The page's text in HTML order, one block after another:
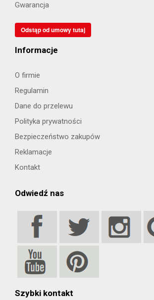
Gwarancja
Odstąp od umowy tutaj
Informacje
O firmie
Regulamin
Dane do przelewu
Polityka prywatności
Bezpieczeństwo zakupów
Reklamacje
Kontakt
Odwiedź nas
Szybki kontakt